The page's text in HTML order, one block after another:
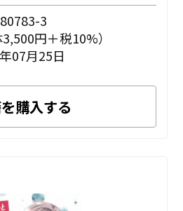
3
円＋税10%）
07月25日
購入する